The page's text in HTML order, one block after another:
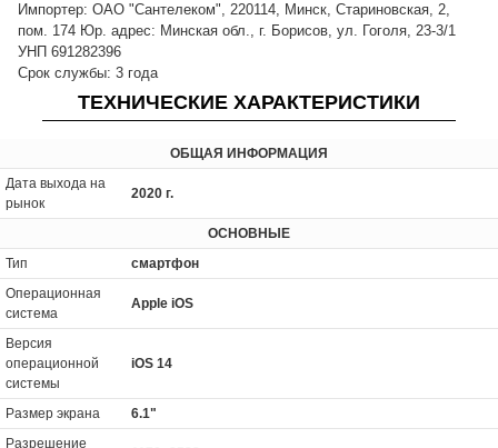
Импортер: ОАО "Сантелеком", 220114, Минск, Стариновская, 2,
пом. 174 Юр. адрес: Минская обл., г. Борисов, ул. Гоголя, 23-3/1
УНП 691282396
Срок службы: 3 года
ТЕХНИЧЕСКИЕ ХАРАКТЕРИСТИКИ
ОБЩАЯ ИНФОРМАЦИЯ
Дата выхода на
рынок
2020 г.
ОСНОВНЫЕ
Тип
смартфон
Операционная
система
Apple iOS
Версия
операционной
системы
iOS 14
Размер экрана
6.1"
Разрешение